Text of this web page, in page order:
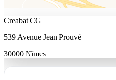
Creabat CG
539 Avenue Jean Prouvé
30000 Nîmes